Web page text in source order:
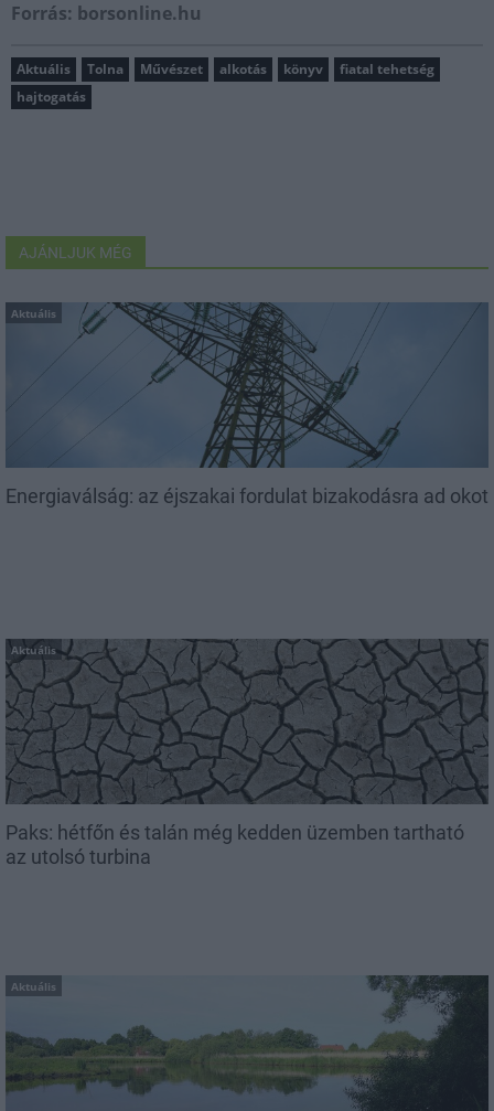
Forrás: borsonline.hu
Aktuális Tolna Művészet alkotás könyv
fiatal tehetség
hajtogatás
AJÁNLJUK MÉG
Aktuális
Energiaválság: az éjszakai fordulat bizakodásra ad okot
Aktuális
Paks: hétfőn és talán még kedden üzemben tartható
az utolsó turbina
Aktuális